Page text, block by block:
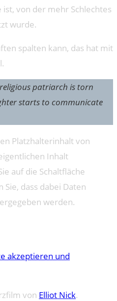
von der mehr Schlechtes
wurde.
spalten kann, das hat mit
patriarch is torn
starts to communicate
Platzhalterinhalt von
Inhalt
auf die Schaltfläche
dass dabei Daten
werden.
akzeptieren und
von Elliot Nick.